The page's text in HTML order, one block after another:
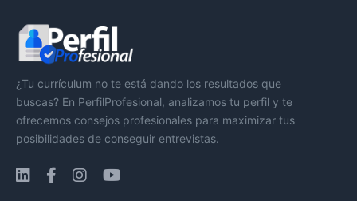
¿Tu currículum no te está dando los resultados que
buscas? En PerfilProfesional, analizamos tu perfil y te
ofrecemos consejos profesionales para maximizar tus
posibilidades de conseguir entrevistas.